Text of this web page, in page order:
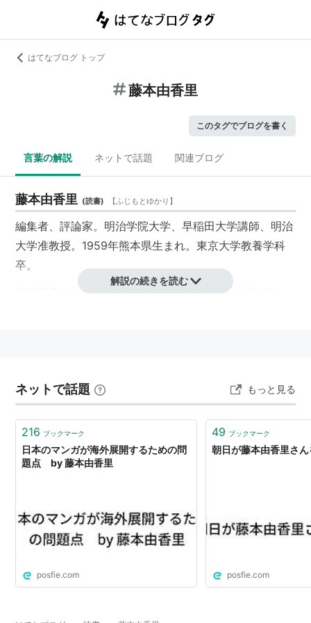
はてなブログ トップ
藤本由香里
このタグでブログを書く
言葉の解説 ネットで話題 関連ブログ
藤本由香里 (読書) 【ふじもとゆかり 】
編集者、評論家。明治学院大学、早稲田大学講師、明治
大学准教授。1959年熊本県生まれ。東京大学教養学科
卒。
筑摩書房でフェミニズム、マンガ評論本等の編集者とし
『快楽電流』（河出書房新社）、清水玲子・萩尾望都な
ど７人の少女マンガ家と『ベルセルク』の三浦建太郎へ
のロングインタビュー、最新のまんがコラムをまとめた
『少女まんが魂』（白泉社）がある。
（http://www.tinami.com/x/interview/10/
http://twitter.com/honeyhoney13
主な編集担当本
山口文憲『香港世界』
解説の続きを読む
ネットで話題 もっと見る
216 ブックマーク
日本のマンガが海外展開するための問
題点 by 藤本由香里
posfie.com
49 ブックマーク
朝日が藤本由香里さ
posfie.com